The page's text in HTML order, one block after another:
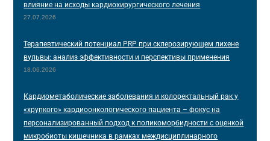
влияние на исходы кардиохирургического лечения
27.07.2026
Терапевтический потенциал PRP при склерозирующем лихене
вульвы: анализ эффективности и перспективы применения
18.06.2026
Кардиометаболические заболевания и колоректальный рак у
«хрупкого» кардиоонкологического пациента – фокус на
персонализированный подход к поликоморбидности с оценкой
микробиоты кишечника в рамках междисциплинарного